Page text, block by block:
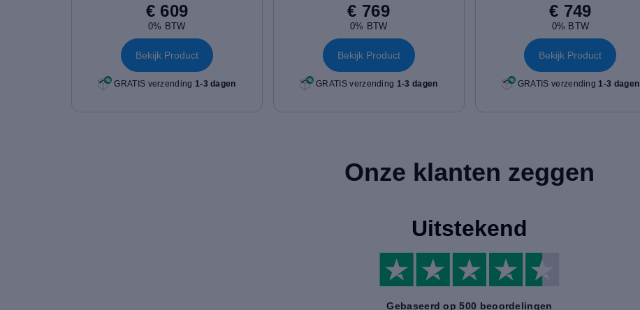
€ 609
0% BTW
Bekijk Product
GRATIS verzending 1-3 dagen
€ 769
0% BTW
Bekijk Product
GRATIS verzending 1-3 dagen
€ 749
0% BTW
Bekijk Product
GRATIS verzending1-3 dagen
Onze klanten zeggen
Uitstekend
Gebaseerd op 500 beoordelingen